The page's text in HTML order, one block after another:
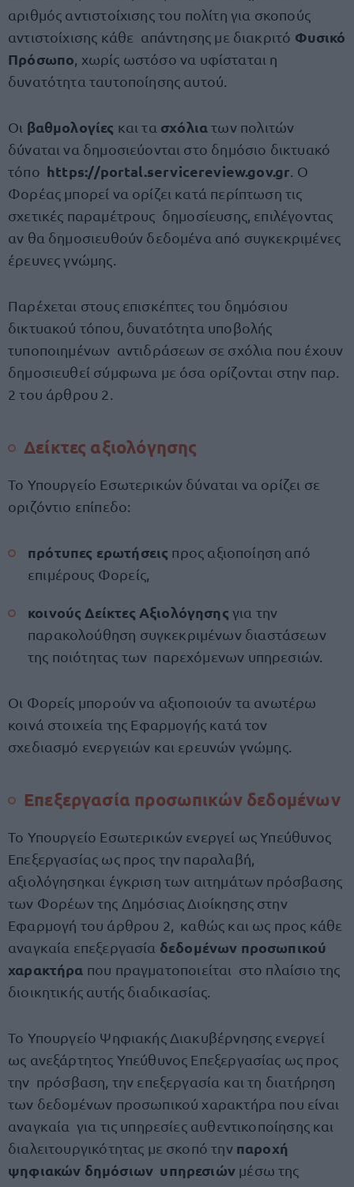
αριθμός αντιστοίχισης του πολίτη για σκοπούς
αντιστοίχισης κάθε απάντησης με διακριτό Φυσικό
Πρόσωπο , χωρίς ωστόσο να υφίσταται η
δυνατότητα ταυτοποίησης αυτού.
Οι βαθμολογίες και τα σχόλιατων πολιτών
δύναται να δημοσιεύονται στο δημόσιο δικτυακό
τόπο https://portal.servicereview.gov.gr . Ο
Φορέας μπορεί να ορίζει κατά περίπτωση τις
σχετικές παραμέτρους δημοσίευσης, επιλέγοντας
αν θα δημοσιευθούν δεδομένα από συγκεκριμένες
έρευνες γνώμης.
Παρέχεται στους επισκέπτες του δημόσιου
δικτυακού τόπου, δυνατότητα υποβολής
τυποποιημένων αντιδράσεων σε σχόλια που έχουν
δημοσιευθεί σύμφωνα με όσα ορίζονται στην παρ.
2 του άρθρου 2.
Δείκτες αξιολόγησης
Το Υπουργείο Εσωτερικών δύναται να ορίζει σε
οριζόντιο επίπεδο:
πρότυπες ερωτήσεις προς αξιοποίηση από
επιμέρους Φορείς,
κοινούς Δείκτες Αξιολόγησης για την
παρακολούθηση συγκεκριμένων διαστάσεων
της ποιότητας των παρεχόμενων υπηρεσιών.
Οι Φορείς μπορούν να αξιοποιούν τα ανωτέρω
κοινά στοιχεία της Εφαρμογής κατά τον
σχεδιασμό ενεργειών και ερευνών γνώμης.
Επεξεργασία προσωπικών δεδομένων
Το Υπουργείο Εσωτερικών ενεργεί ως Υπεύθυνος
Επεξεργασίας ως προς την παραλαβή,
αξιολόγησηκαι έγκριση των αιτημάτων πρόσβασης
των Φορέων της Δημόσιας Διοίκησης στην
Εφαρμογή του άρθρου 2, καθώς και ως προς κάθε
αναγκαία επεξεργασία δεδομένων προσωπικού
χαρακτήρα που πραγματοποιείται στο πλαίσιο της
διοικητικής αυτής διαδικασίας.
Το Υπουργείο Ψηφιακής Διακυβέρνησης ενεργεί
ως ανεξάρτητος Υπεύθυνος Επεξεργασίας ως προς
την πρόσβαση, την επεξεργασία και τη διατήρηση
των δεδομένων προσωπικού χαρακτήρα που είναι
αναγκαία για τις υπηρεσίες αυθεντικοποίησης και
διαλειτουργικότητας με σκοπό την παροχή
ψηφιακών δημόσιων υπηρεσιών μέσω της